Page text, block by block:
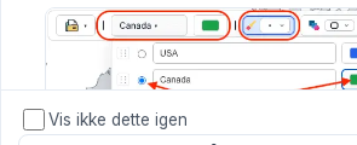
Vis ikke dette igen